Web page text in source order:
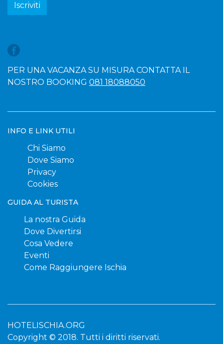
Iscriviti
PER UNA VACANZA SU MISURA CONTATTA IL
NOSTRO BOOKING 081 18088050
INFO E LINK UTILI
Chi Siamo
Dove Siamo
Privacy
Cookies
GUIDA AL TURISTA
La nostra Guida
Dove Divertirsi
Cosa Vedere
Eventi
Come Raggiungere Ischia
HOTELISCHIA.ORG
Copyright © 2018. Tutti i diritti riservati.